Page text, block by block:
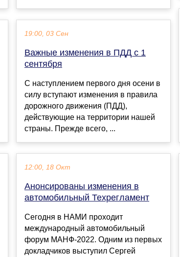
19:00, 03 Сен
Важные изменения в ПДД с 1
сентября
С наступлением первого дня осени в
силу вступают изменения в правила
дорожного движения (ПДД),
действующие на территории нашей
страны. Прежде всего, ...
12:00, 18 Окт
Анонсированы изменения в
автомобильный Техрегламент
Сегодня в НАМИ проходит
международный автомобильный
форум МАНФ-2022. Одним из первых
докладчиков выступил Сергей